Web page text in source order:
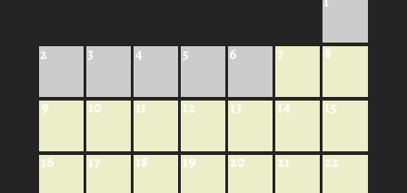
2 3 4 5 6 7 8
9 10 11 12 13 14 15
16 17 18 19 20 21 22